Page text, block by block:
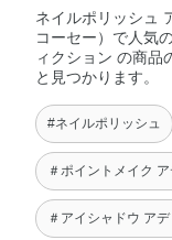
ネイルポリッシュ
コーセー）で人気
ィクション の商品
と見つかります。
#ネイルポリッシュ
＃ポイントメイク
＃アイシャドウ ア